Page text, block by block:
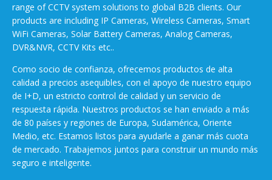
range of CCTV system solutions to global B2B clients. Our
products are including IP Cameras, Wireless Cameras, Smart
WiFi Cameras, Solar Battery Cameras, Analog Cameras,
DVR&NVR, CCTV Kits etc..
Como socio de confianza, ofrecemos productos de alta
calidad a precios asequibles, con el apoyo de nuestro equipo
de I+D, un estricto control de calidad y un servicio de
respuesta rápida. Nuestros productos se han enviado a más
de 80 países y regiones de Europa, Sudamérica, Oriente
Medio, etc. Estamos listos para ayudarle a ganar más cuota
de mercado. Trabajemos juntos para construir un mundo más
seguro e inteligente.